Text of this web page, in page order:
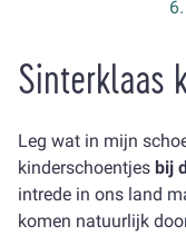
Sinterklaas
Leg wat in mijn
kinderschoentjes bij
intrede in ons land
komen natuurlijk